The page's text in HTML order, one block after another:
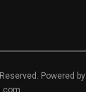
Powered by